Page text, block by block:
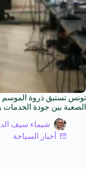
تونس تستبق ذروة الموسم
الصعبة بين جودة الخدمات
شيماء سيف
أخبار السياحة